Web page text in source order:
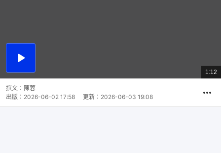
播
總
共
1:12
撰文： 陳蓉
出版： 2026-06-02 17:58 更新： 2026-06-03 19:08